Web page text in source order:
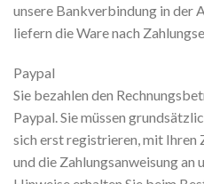
unsere Bankverbindung in der
liefern die Ware nach
Paypal
Sie bezahlen den
Paypal. Sie müssen
sich erst registrieren, mit Ihren
und die Zahlungsanweisung an